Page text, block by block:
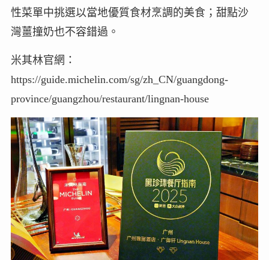
性菜單中挑選以當地優質食材烹調的美食；甜點沙
灣薑撞奶也不容錯過。
米其林官網：
https://guide.michelin.com/sg/zh_CN/guangdong-
province/guangzhou/restaurant/lingnan-house